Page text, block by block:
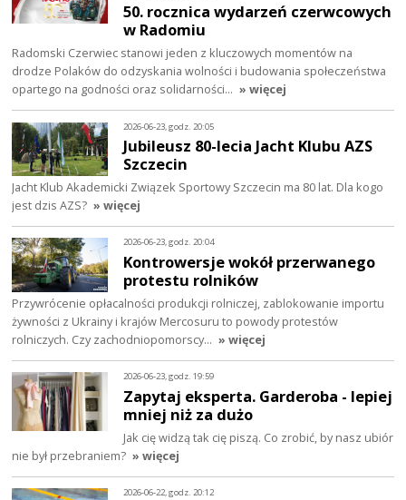
50. rocznica wydarzeń czerwcowych
w Radomiu
Radomski Czerwiec stanowi jeden z kluczowych momentów na
drodze Polaków do odzyskania wolności i budowania społeczeństwa
opartego na godności oraz solidarności… » więcej
2026-06-23, godz. 20:05
Jubileusz 80-lecia Jacht Klubu AZS
Szczecin
Jacht Klub Akademicki Związek Sportowy Szczecin ma 80 lat. Dla kogo
jest dzis AZS? » więcej
2026-06-23, godz. 20:04
Kontrowersje wokół przerwanego
protestu rolników
Przywrócenie opłacalności produkcji rolniczej, zablokowanie importu
żywności z Ukrainy i krajów Mercosuru to powody protestów
rolniczych. Czy zachodniopomorscy… » więcej
2026-06-23, godz. 19:59
Zapytaj eksperta. Garderoba - lepiej
mniej niż za dużo
Jak cię widzą tak cię piszą. Co zrobić, by nasz ubiór
nie był przebraniem? » więcej
2026-06-22, godz. 20:12